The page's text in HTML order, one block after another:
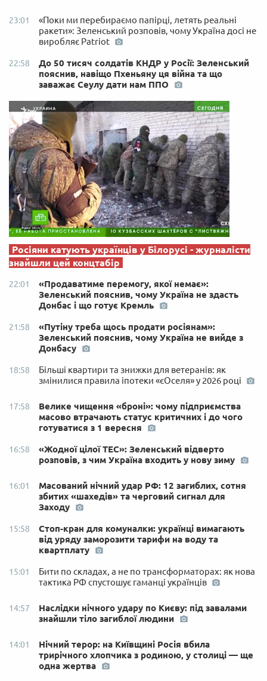
23:01
«Поки ми перебираємо папірці, летять реальні
ракети»: Зеленський розповів, чому Україна досі не
виробляє Patriot
22:58
До 50 тисяч солдатів КНДР у Росії: Зеленський
пояснив, навіщо Пхеньяну ця війна та що
заважає Сеулу дати нам ППО
Росіяни катують українців у Білорусі - журналісти
знайшли цей концтабір
22:01
«Продаватиме перемогу, якої немає»:
Зеленський пояснив, чому Україна не здасть
Донбас і що готує Кремль
21:58
«Путіну треба щось продати росіянам»:
Зеленський пояснив, чому Україна не вийде з
Донбасу
18:58
Більші квартири та знижки для ветеранів: як
змінилися правила іпотеки «єОселя» у 2026 році
17:58
Велике чищення «броні»: чому підприємства
масово втрачають статус критичних і до чого
готуватися з 1 вересня
16:58
«Жодної цілої ТЕС»: Зеленський відверто
розповів, з чим Україна входить у нову зиму
16:01
Масований нічний удар РФ: 12 загиблих, сотня
збитих «шахедів» та черговий сигнал для
Заходу
15:58
Стоп-кран для комуналки: українці вимагають
від уряду заморозити тарифи на воду та
квартплату
15:01
Бити по складах, а не по трансформаторах: як нова
тактика РФ спустошує гаманці українців
14:57
Наслідки нічного удару по Києву: під завалами
знайшли тіло загиблої людини
14:01
Нічний терор: на Київщині Росія вбила
трирічного хлопчика з родиною, у столиці — ще
одна жертва